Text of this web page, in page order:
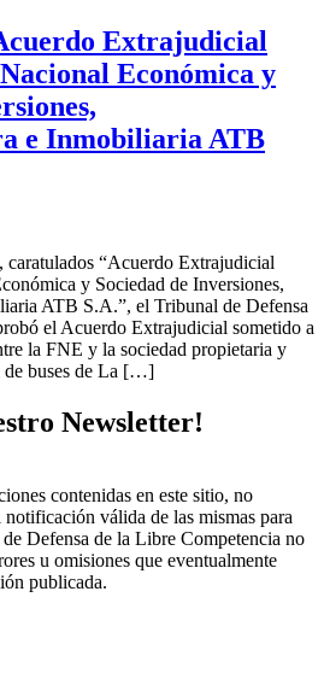
Extrajudicial
Económica y
e Inmobiliaria ATB
“Acuerdo Extrajudicial
y Sociedad de Inversiones,
ATB S.A.”, el Tribunal de Defensa
el Acuerdo Extrajudicial sometido a
la FNE y la sociedad propietaria y
de buses de La […]
Newsletter!
contenidas en este sitio, no
válida de las mismas para
Defensa de la Libre Competencia no
u omisiones que eventualmente
publicada.